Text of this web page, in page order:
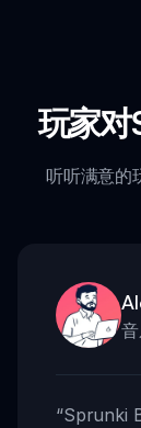
玩家对
听听满意的
“Sprunki